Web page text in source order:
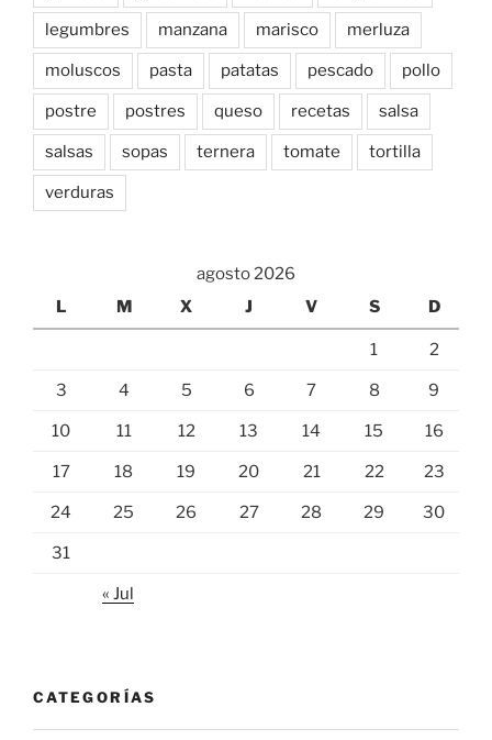
legumbres manzana marisco merluza
moluscos pasta patatas pescado pollo
postre postres queso recetas salsa
salsas sopas ternera tomate tortilla
verduras
agosto 2026
L
M X J V S D
1 2
3 4 5 6 7 8 9
10 11 12 13 14 15 16
17 18 19 20 21 22 23
24 25 26 27 28 29 30
31
« Jul
CATEGORÍAS